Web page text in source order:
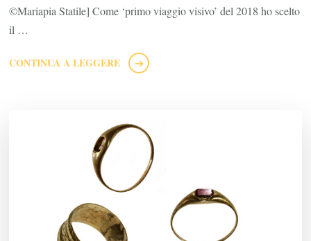
©Mariapia Statile] Come ‘primo viaggio visivo’ del 2018 ho scelto
il …
CONTINUA A LEGGERE